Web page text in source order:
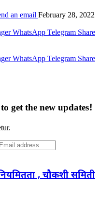
an email February 28, 2022
WhatsApp Telegram Share
WhatsApp Telegram Share
get the new updates!
, चौकशी समिती